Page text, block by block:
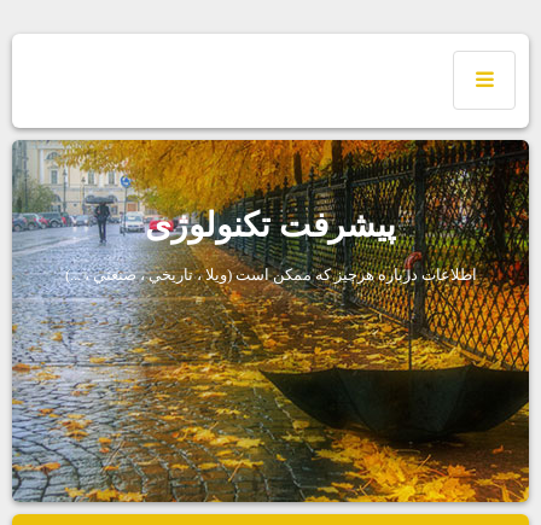
پیشرفت تکنولوژی
اطلاعات درباره هرچيز كه ممكن است (ويلا ، تاريخي ، صنعتي ، ...)